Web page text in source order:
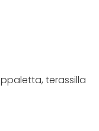
terassilla